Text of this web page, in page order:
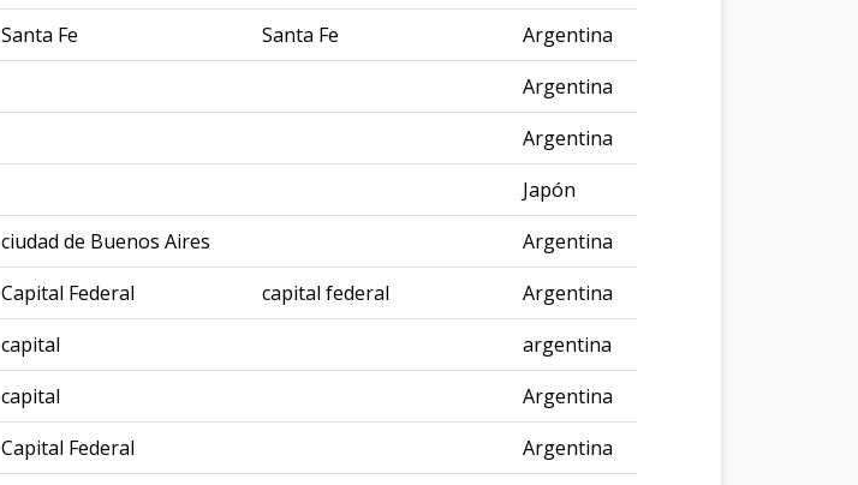
Santa Fe Santa Fe
Argentina
Argentina
Argentina
Japón
ciudad de Buenos Aires
Argentina
Capital Federal capital federal
Argentina
capital
argentina
capital
Argentina
Capital Federal
Argentina